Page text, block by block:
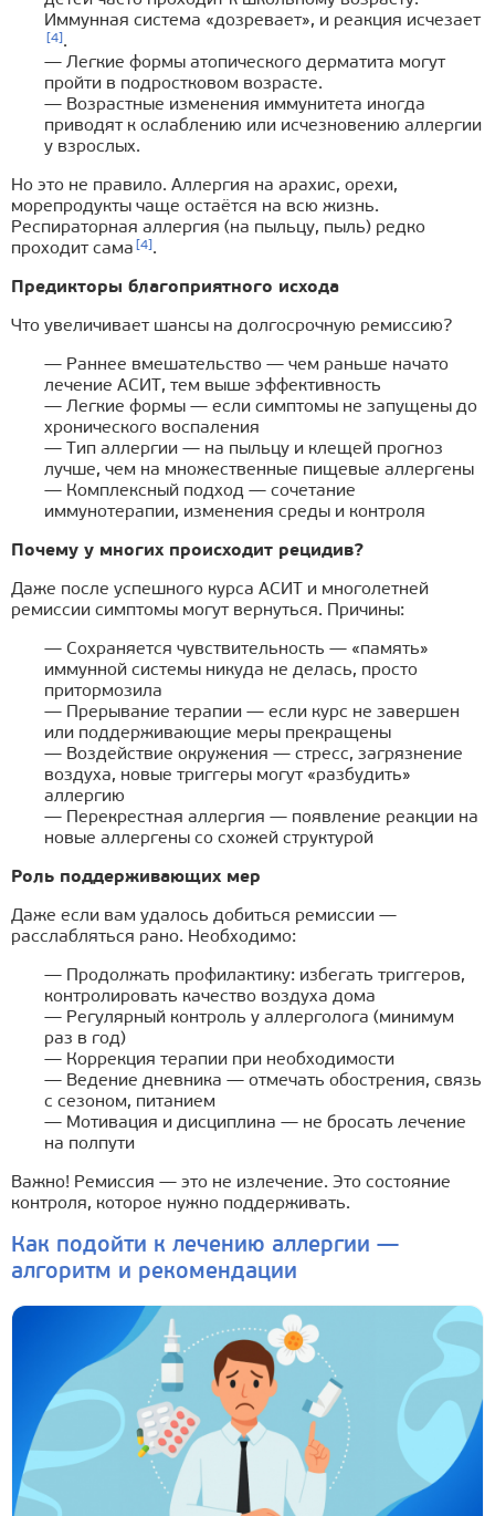
Иммунная система «дозревает», и реакция исчезает
[4] .
— Легкие формы атопического дерматита могут
пройти в подростковом возрасте.
— Возрастные изменения иммунитета иногда
приводят к ослаблению или исчезновению аллергии
у взрослых.
Но это не правило. Аллергия на арахис, орехи,
морепродукты чаще остаётся на всю жизнь.
Респираторная аллергия (на пыльцу, пыль) редко
проходит сама [4] .
Предикторы благоприятного исхода
Что увеличивает шансы на долгосрочную ремиссию?
— Раннее вмешательство — чем раньше начато
лечение АСИТ, тем выше эффективность
— Легкие формы — если симптомы не запущены до
хронического воспаления
— Тип аллергии — на пыльцу и клещей прогноз
лучше, чем на множественные пищевые аллергены
— Комплексный подход — сочетание
иммунотерапии, изменения среды и контроля
Почему у многих происходит рецидив?
Даже после успешного курса АСИТ и многолетней
ремиссии симптомы могут вернуться. Причины:
— Сохраняется чувствительность — «память»
иммунной системы никуда не делась, просто
притормозила
— Прерывание терапии — если курс не завершен
или поддерживающие меры прекращены
— Воздействие окружения — стресс, загрязнение
воздуха, новые триггеры могут «разбудить»
аллергию
— Перекрестная аллергия — появление реакции на
новые аллергены со схожей структурой
Роль поддерживающих мер
Даже если вам удалось добиться ремиссии —
расслабляться рано. Необходимо:
— Продолжать профилактику: избегать триггеров,
контролировать качество воздуха дома
— Регулярный контроль у аллерголога (минимум
раз в год)
— Коррекция терапии при необходимости
— Ведение дневника — отмечать обострения, связь
с сезоном, питанием
— Мотивация и дисциплина — не бросать лечение
на полпути
Важно! Ремиссия — это не излечение. Это состояние
контроля, которое нужно поддерживать.
Как подойти к лечению аллергии —
алгоритм и рекомендации